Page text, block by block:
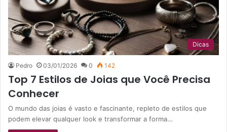
Dicas
Pedro 03/01/2026 0 142
Top 7 Estilos de Joias que Você Precisa
Conhecer
O mundo das joias é vasto e fascinante, repleto de estilos que
podem elevar qualquer look e transformar a forma…